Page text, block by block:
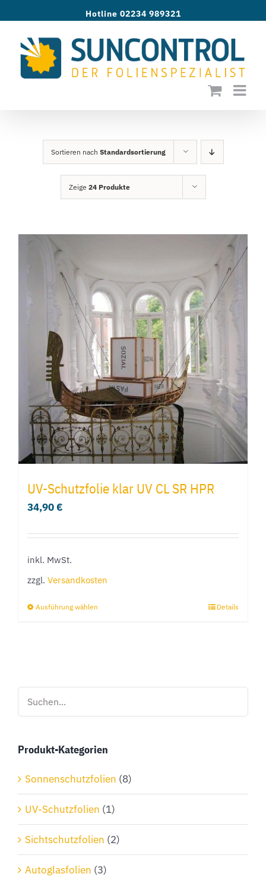
springen
Hotline 02234 989321
Sortieren nach Standardsortierung
Zeige 24 Produkte
UV-Schutzfolie klar UV CL SR HPR
34,90€
inkl. MwSt.
zzgl. Versandkosten
Ausführung wählen
Die
können
Produktseite
gewählt
werden
Details
Produkt-Kategorien
Sonnenschutzfolien (8)
UV-Schutzfolien (1)
Sichtschutzfolien (2)
Autoglasfolien (3)